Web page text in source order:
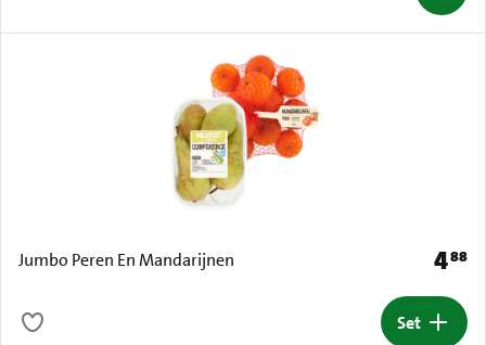
Jumbo Peren En Mandarijnen Prijs:
488
Set
Set